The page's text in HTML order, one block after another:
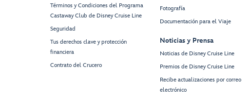
Términos y Condiciones del Programa
Castaway Club de Disney Cruise Line
Seguridad
Tus derechos clave y protección
financiera
Contrato del Crucero
Fotografía
Documentación para el Viaje
Noticias y Prensa
Noticias de Disney Cruise Line
Premios de Disney Cruise Line
Recibe actualizaciones por correo
electrónico